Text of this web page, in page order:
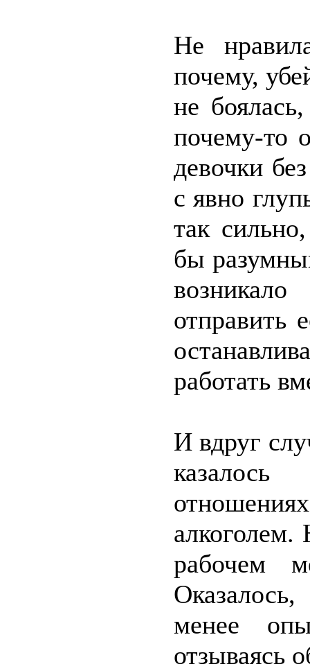
Не
почему,
не
почему-то
девочки
с явно
так
бы
отправить
работать
И вдруг
алкоголем.
рабочем
менее
отзываясь